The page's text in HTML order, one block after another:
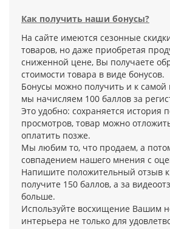
Как получить наши бонусы?
На сайте имеются сезонные
товаров, но даже приобретая
сниженной цене, Вы получаете
стоимости товара в виде бонусов.
Бонусы можно получить и к самой
мы начисляем 100 баллов за
Это удобно: сохраняется история
просмотров, товар можно
оплатить позже.
Мы любим то, что продаем, а
совпадением нашего мнения с
Напишите положительный отзыв к
получите 150 баллов, а за
больше.
Используйте восхищение Вашим
интерьера не только для